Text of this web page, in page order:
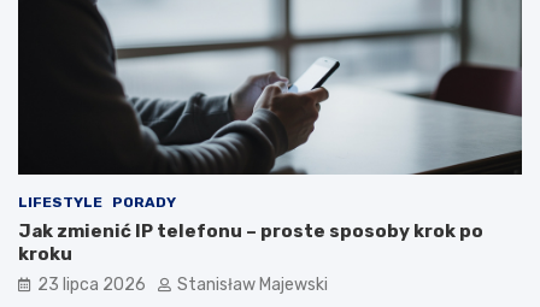
LIFESTYLE PORADY
Jak zmienić IP telefonu – proste sposoby krok po
kroku
23 lipca 2026 Stanisław Majewski